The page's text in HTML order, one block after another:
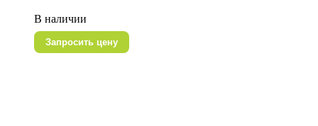
В наличии
Запросить цену